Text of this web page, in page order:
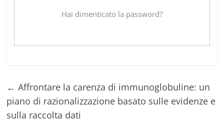
Hai dimenticato la password?
← Affrontare la carenza di immunoglobuline: un
piano di razionalizzazione basato sulle evidenze e
sulla raccolta dati